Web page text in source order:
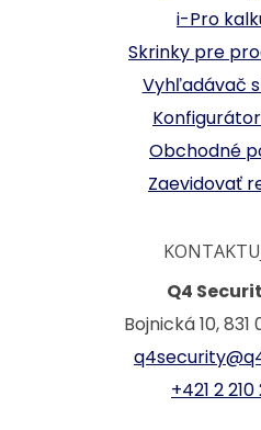
i-Pro
Skrinky pre
Vyhľadávač
Obchodné
Zaevidovať
Q4
Bojnická 10,
+421 2